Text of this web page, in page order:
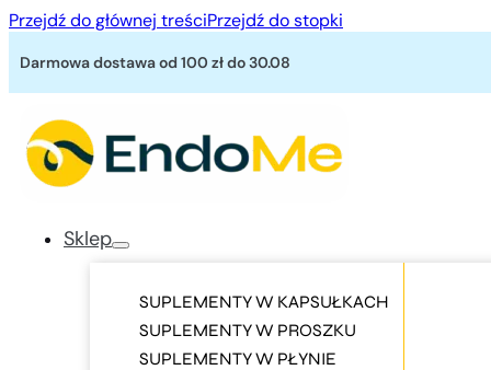
Przejdź do głównej treściPrzejdź do stopki
Darmowa dostawa od 100 złdo 30.08
Sklep
SUPLEMENTY W KAPSUŁKACH
SUPLEMENTY W PROSZKU
SUPLEMENTY W PŁYNIE